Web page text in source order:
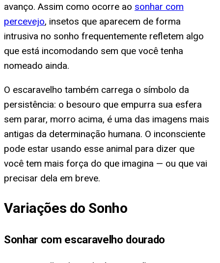
avanço. Assim como ocorre ao sonhar com
percevejo, insetos que aparecem de forma
intrusiva no sonho frequentemente refletem algo
que está incomodando sem que você tenha
nomeado ainda.
O escaravelho também carrega o símbolo da
persistência: o besouro que empurra sua esfera
sem parar, morro acima, é uma das imagens mais
antigas da determinação humana. O inconsciente
pode estar usando esse animal para dizer que
você tem mais força do que imagina — ou que vai
precisar dela em breve.
Variações do Sonho
Sonhar com escaravelho dourado